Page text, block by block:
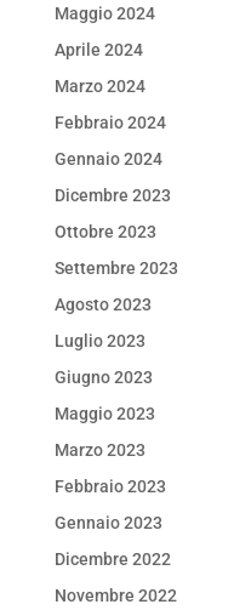
Maggio 2024
Aprile 2024
Marzo 2024
Febbraio 2024
Gennaio 2024
Dicembre 2023
Ottobre 2023
Settembre 2023
Agosto 2023
Luglio 2023
Giugno 2023
Maggio 2023
Marzo 2023
Febbraio 2023
Gennaio 2023
Dicembre 2022
Novembre 2022